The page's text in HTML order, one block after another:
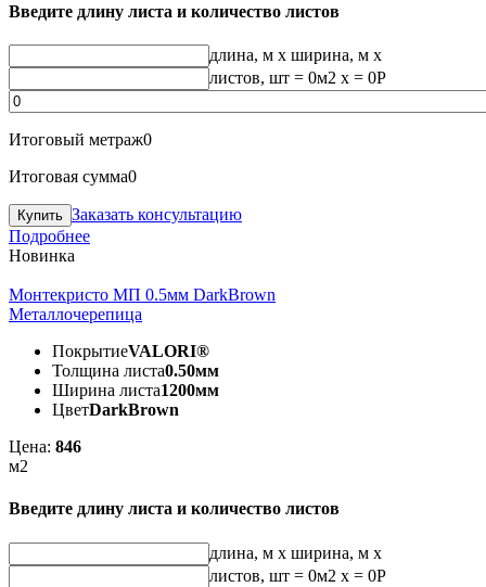
Введите длину листа и количество листов
длина, м x ширина, м x
листов, шт = 0м2 x = 0Р
Итоговый метраж0
Итоговая сумма0
Заказать консультацию
Подробнее
Новинка
Монтекристо МП 0.5мм DarkBrown
Металлочерепица
ПокрытиеVALORI®
Толщина листа0.50мм
Ширина листа1200мм
ЦветDarkBrown
Цена: 846
м2
Введите длину листа и количество листов
длина, м x ширина, м x
листов, шт = 0м2 x = 0Р